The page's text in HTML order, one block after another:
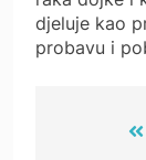
djeluje kao
probavu i